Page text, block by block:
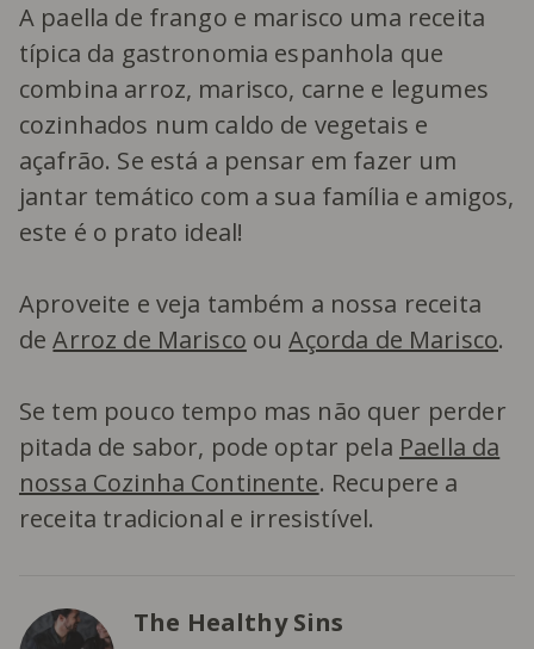
A paella de frango e marisco uma receita
típica da gastronomia espanhola que
combina arroz, marisco, carne e legumes
cozinhados num caldo de vegetais e
açafrão. Se está a pensar em fazer um
jantar temático com a sua família e amigos,
este é o prato ideal!
Aproveite e veja também a nossa receita
deArroz de Marisco ouAçorda de Marisco.
Se tem pouco tempo mas não quer perder
pitada de sabor, pode optar pela Paella da
nossa Cozinha Continente. Recupere a
receita tradicional e irresistível.
The Healthy Sins